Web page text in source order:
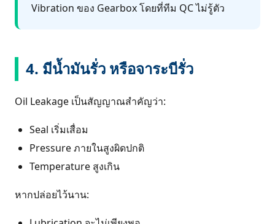
Vibration ของ Gearbox โดยที่ทีม QC ไม่รู้ตัว
4. มีน้ำมันรั่ว หรือจาระบีรั่ว
Oil Leakage เป็นสัญญาณสำคัญว่า:
Seal เริ่มเสื่อม
Pressure ภายในสูงผิดปกติ
Temperature สูงเกิน
หากปล่อยไว้นาน: